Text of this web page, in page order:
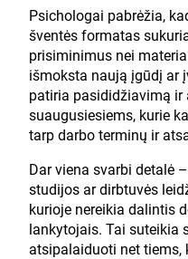
Psichologai pabrėžia,
šventės formatas
prisiminimus nei
išmoksta naują įgūdį ar
patiria pasididžiavimą ir
suaugusiesiems, kurie
tarp darbo terminų ir
Dar viena svarbi detalė
studijos ar dirbtuvės
kurioje nereikia dalintis
lankytojais. Tai suteikia
atsipalaiduoti net tiems,